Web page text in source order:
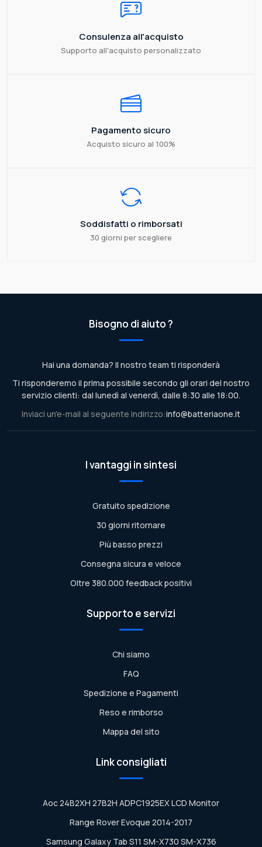
Consulenza all'acquisto
Supporto all'acquisto personalizzato
Pagamento sicuro
Acquisto sicuro al 100%
Soddisfatti o rimborsati
30 giorni per scegliere
Bisogno di aiuto ?
Hai una domanda? Il nostro team ti risponderà
Ti risponderemo il prima possibile secondo gli orari del nostro
servizio clienti: dal lunedì al venerdì, dalle 8:30 alle 18:00.
Inviaci un'e-mail al seguente indirizzo:info@batteriaone.it
I vantaggi in sintesi
Gratuito spedizione
30 giorni ritornare
Più basso prezzi
Consegna sicura e veloce
Oltre 380.000 feedback positivi
Supporto e servizi
Chi siamo
FAQ
Spedizione e Pagamenti
Reso e rimborso
Mappa del sito
Link consigliati
Aoc 24B2XH 27B2H ADPC1925EX LCD Monitor
Range Rover Evoque 2014-2017
Samsung Galaxy Tab S11 SM-X730 SM-X736